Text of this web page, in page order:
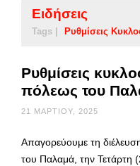
Ειδήσεις
Tags | Ρυθμίσεις
Ρυθμίσεις
πόλεως του
21 ΜΑΡΤΊΟΥ, 2025
Απαγορεύουμε τη
του Παλαμά, την Τετάρτη